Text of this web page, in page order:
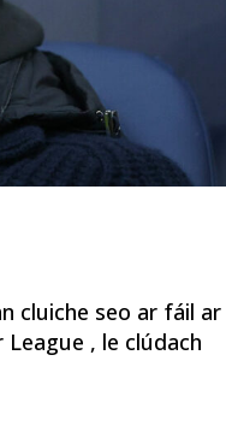
cluiche seo ar fáil ar
, le clúdach